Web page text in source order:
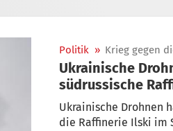
Politik » Krieg gegen
Ukrainische
südrussische
Ukrainische Drohnen
die Raffinerie Ilski im